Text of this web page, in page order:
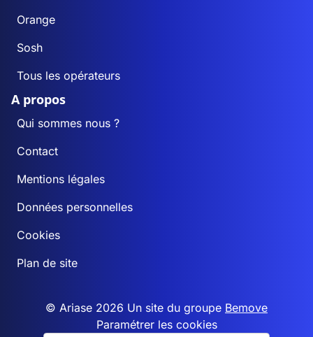
Orange
Sosh
Tous les opérateurs
A propos
Qui sommes nous ?
Contact
Mentions légales
Données personnelles
Cookies
Plan de site
© Ariase 2026 Un site du groupe Bemove
Paramétrer les cookies